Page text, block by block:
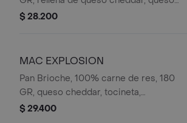
mozarella, tocineta, aros de cebolla,
$ 28.200
MAC EXPLOSION
Pan Brioche, 100% carne de res, 180
GR, queso cheddar, tocineta,
jalapeños, pico de gallo, aguacate,
$ 29.400